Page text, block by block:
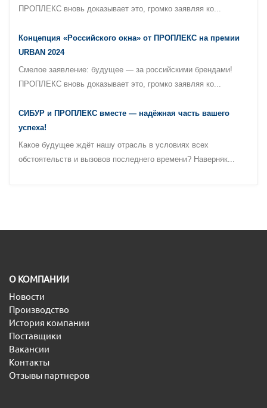
ПРОПЛЕКС вновь доказывает это, громко заявляя ко...
Концепция «Российского окна» от ПРОПЛЕКС на премии
URBAN 2024
Смелое заявление: будущее — за российскими брендами!
ПРОПЛЕКС вновь доказывает это, громко заявляя ко...
СИБУР и ПРОПЛЕКС вместе — надёжная часть вашего
успеха!
Какое будущее ждёт нашу отрасль в условиях всех
обстоятельств и вызовов последнего времени? Наверняк...
O КОМПАНИИ
Новости
Производство
История компании
Поставщики
Вакансии
Контакты
Отзывы партнеров